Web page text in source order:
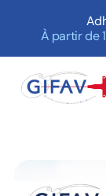
À partir de